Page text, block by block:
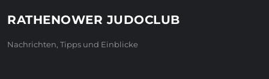
RATHENOWER JUDOCLUB
Nachrichten, Tipps und Einblicke